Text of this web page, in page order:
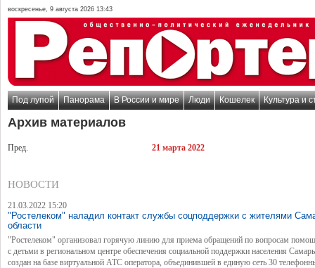
воскресенье, 9 августа 2026 13:43
Под лупой Панорама В России и мире Люди Кошелек Культура и
Архив материалов
Пред. 21 марта 2022
НОВОСТИ
21.03.2022 15:20
"Ростелеком" наладил контакт службы соцподдержки с жителями
области
"Ростелеком" организовал горячую линию для приема обращений по вопросам
с детьми в региональном центре обеспечения социальной поддержки населения
создан на базе виртуальной АТС оператора, объединившей в единую сеть 30